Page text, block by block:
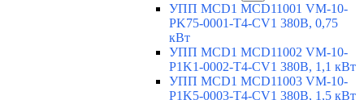
УПП MCD1 MCD11001 VM-10-
PK75-0001-T4-CV1 380В, 0,75
кВт
УПП MCD1 MCD11002 VM-10-
P1K1-0002-T4-CV1 380В, 1,1 кВт
УПП MCD1 MCD11003 VM-10-
P1K5-0003-T4-CV1 380В, 1,5 кВт